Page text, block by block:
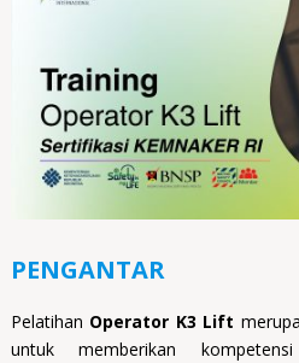
PENGANTAR
Pelatihan Operator K3 Lift
untuk memberikan